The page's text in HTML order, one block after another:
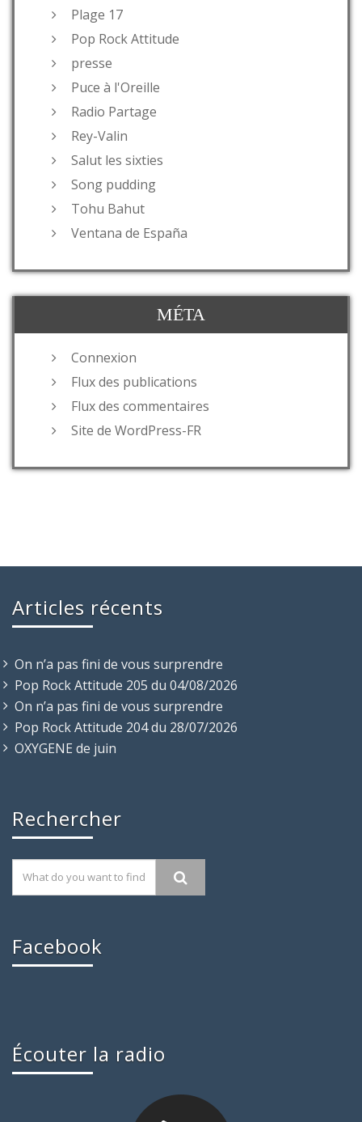
Plage 17
Pop Rock Attitude
presse
Puce à l'Oreille
Radio Partage
Rey-Valin
Salut les sixties
Song pudding
Tohu Bahut
Ventana de España
MÉTA
Connexion
Flux des publications
Flux des commentaires
Site de WordPress-FR
Articles récents
On n’a pas fini de vous surprendre
Pop Rock Attitude 205 du 04/08/2026
On n’a pas fini de vous surprendre
Pop Rock Attitude 204 du 28/07/2026
OXYGENE de juin
Rechercher
Facebook
Écouter la radio